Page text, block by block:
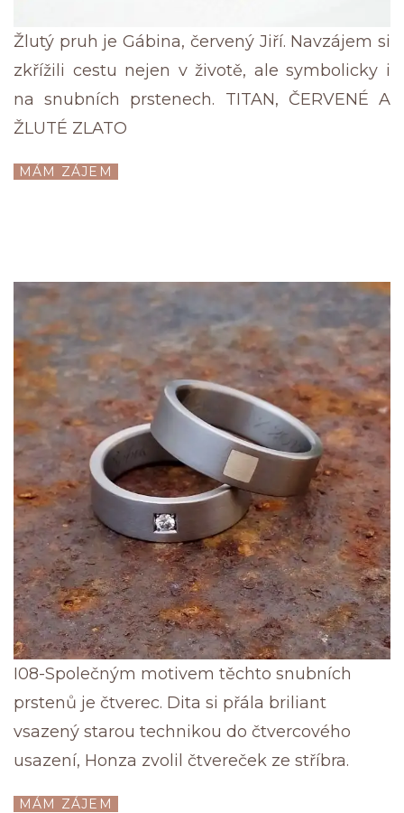
Žlutý pruh je Gábina, červený Jiří. Navzájem si
zkřížili cestu nejen v životě, ale symbolicky i
na snubních prstenech. TITAN, ČERVENÉ A
ŽLUTÉ ZLATO
MÁM ZÁJEM
I08-Společným motivem těchto snubních
prstenů je čtverec. Dita si přála briliant
vsazený starou technikou do čtvercového
usazení, Honza zvolil čtvereček ze stříbra.
MÁM ZÁJEM